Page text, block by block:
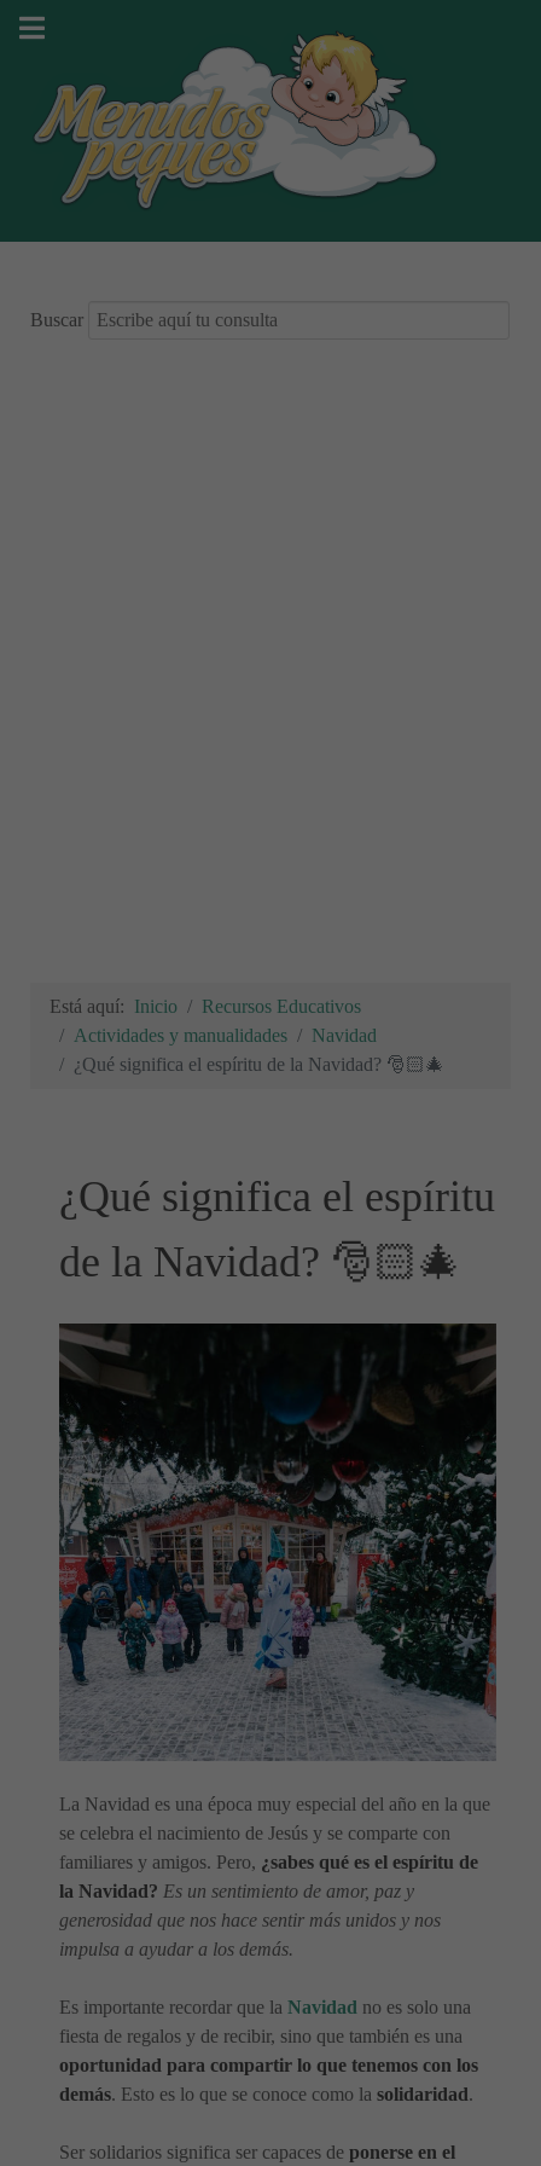
Buscar
Está aquí: Inicio
Recursos Educativos
Actividades y manualidades
Navidad
¿Qué significa el espíritu de la Navidad? 🎅🏻🎄
¿Qué significa el espíritu
de la Navidad? 🎅🏻🎄
La Navidad es una época muy especial del año en la que
se celebra el nacimiento de Jesús y se comparte con
familiares y amigos. Pero, ¿sabes qué es el espíritu de
la Navidad? Es un sentimiento de amor, paz y
generosidad que nos hace sentir más unidos y nos
impulsa a ayudar a los demás.
Es importante recordar que la Navidad no es solo una
fiesta de regalos y de recibir, sino que también es una
oportunidad para compartir lo que tenemos con los
demás. Esto es lo que se conoce como la solidaridad.
Ser solidarios significa ser capaces de ponerse en el